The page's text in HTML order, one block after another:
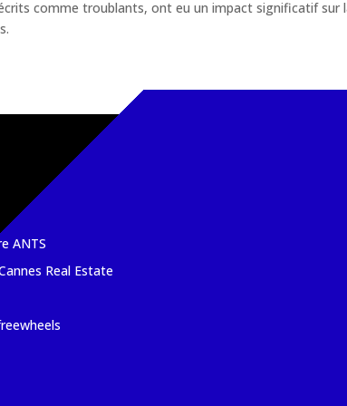
comme troublants, ont eu un impact significatif sur
ANTS
Real Estate